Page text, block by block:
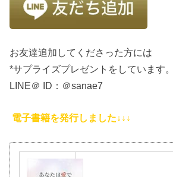
お友達追加してくださった方には
*サプライズプレゼントをしています。
LINE＠ ID：＠sanae7
電子書籍を発行しました↓↓↓